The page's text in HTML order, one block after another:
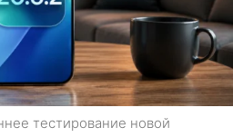
тестирование новой